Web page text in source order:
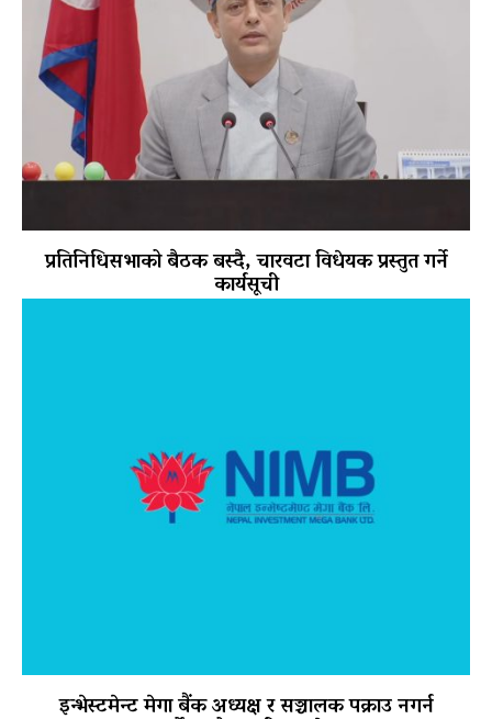
प्रतिनिधिसभाको बैठक बस्दै, चारवटा विधेयक प्रस्तुत गर्ने
कार्यसूची
इन्भेस्टमेन्ट मेगा बैंक अध्यक्ष र सञ्चालक पक्राउ नगर्न